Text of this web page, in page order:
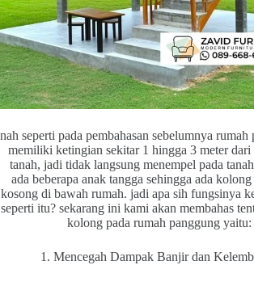
nah seperti pada pembahasan sebelumnya
memiliki ketingian sekitar 1 hingga 3 meter dari
tanah, jadi tidak langsung menempel pada
ada beberapa anak tangga sehingga ada
kosong di bawah rumah. jadi apa sih fungsinya
seperti itu? sekarang ini kami akan membahas
kolong pada rumah panggung yaitu:
1. Mencegah Dampak Banjir dan